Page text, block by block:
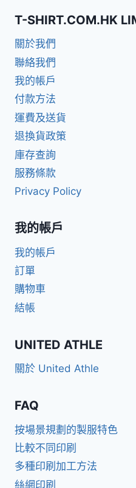
T-SHIRT.COM.HK
關於我們
聯絡我們
我的帳戶
付款方法
運費及送貨
退換貨政策
庫存查詢
服務條款
Privacy Policy
我的帳戶
我的帳戶
訂單
購物車
結帳
UNITED ATHLE
關於 United Athle
FAQ
按場景規劃的製服特色
比較不同印刷
多種印刷加工方法
絲網印刷